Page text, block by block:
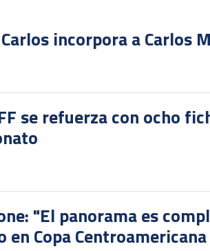
incorpora a Carlos
se refuerza con ocho
"El panorama es
en Copa Centroamericana